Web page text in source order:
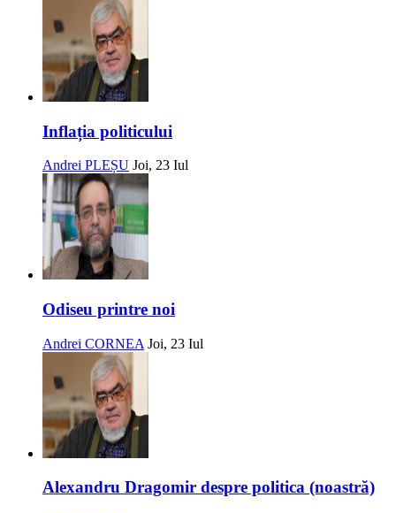
Inflația politicului
Andrei PLEȘU Joi, 23 Iul
Odiseu printre noi
Andrei CORNEA Joi, 23 Iul
Alexandru Dragomir despre politica (noastră)